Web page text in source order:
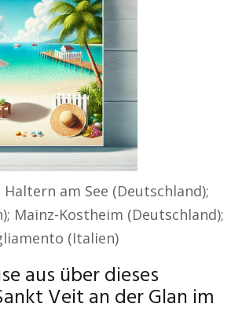
am See (Deutschland);
Mainz-Kostheim (Deutschland);
(Italien)
aus über dieses
Veit an der Glan im